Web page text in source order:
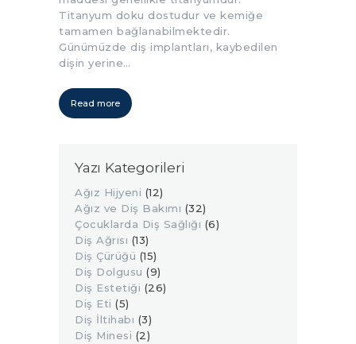
Titanyum doku dostudur ve kemiğe
tamamen bağlanabilmektedir.
Günümüzde diş implantları, kaybedilen
dişin yerine…
Read more
Yazı Kategorileri
Ağız Hijyeni (12)
Ağız ve Diş Bakımı (32)
Çocuklarda Diş Sağlığı (6)
Diş Ağrısı (13)
Diş Çürüğü (15)
Diş Dolgusu (9)
Diş Estetiği (26)
Diş Eti (5)
Diş İltihabı (3)
Diş Minesi (2)